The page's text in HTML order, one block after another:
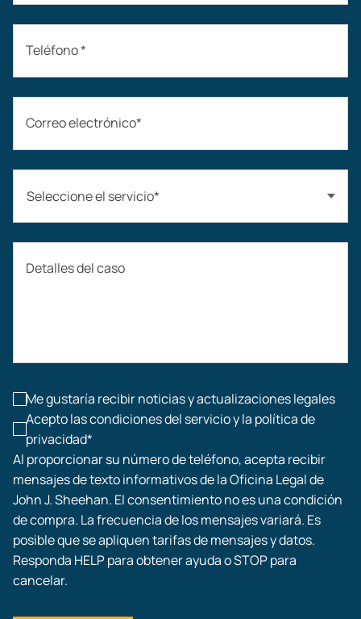
Teléfono *
Correo electrónico*
Seleccione el servicio*
Accidentes automovilísticos
Lesiones laborales
Detalles del caso
Me gustaría recibir noticias y actualizaciones legales
Acepto las condiciones del servicio y la política de
privacidad*
Al proporcionar su número de teléfono, acepta recibir
mensajes de texto informativos de la Oficina Legal de
John J. Sheehan. El consentimiento no es una condición
de compra. La frecuencia de los mensajes variará. Es
posible que se apliquen tarifas de mensajes y datos.
Responda HELP para obtener ayuda o STOP para
cancelar.